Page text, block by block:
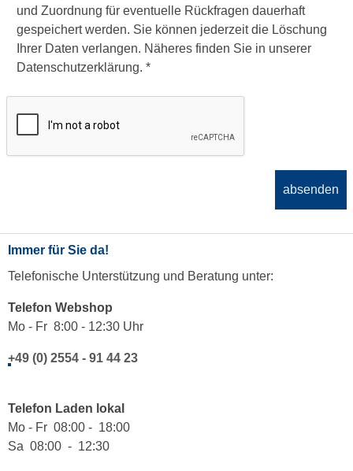
und Zuordnung für eventuelle Rückfragen dauerhaft
gespeichert werden. Sie können jederzeit die Löschung
Ihrer Daten verlangen. Näheres finden Sie in unserer
Datenschutzerklärung. *
absenden
Immer für Sie da!
Telefonische Unterstützung und Beratung unter:
Telefon Webshop
Mo - Fr 8:00 - 12:30 Uhr
+49 (0) 2554 - 91 44 23
Telefon Laden lokal
Mo - Fr 08:00 - 18:00
Sa 08:00 - 12:30